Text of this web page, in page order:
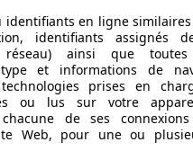
identifiants en ligne
identifiants assignés
réseau) ainsi que
et informations de
prises en
ou lus sur votre
de ses
Web, pour une ou